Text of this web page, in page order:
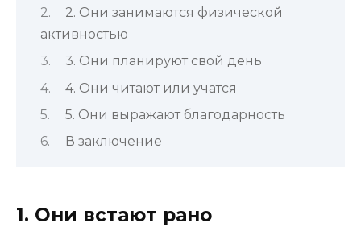
2. Они занимаются физической
активностью
3. Они планируют свой день
4. Они читают или учатся
5. Они выражают благодарность
В заключение
1. Они встают рано